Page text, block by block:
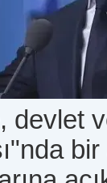
devlet